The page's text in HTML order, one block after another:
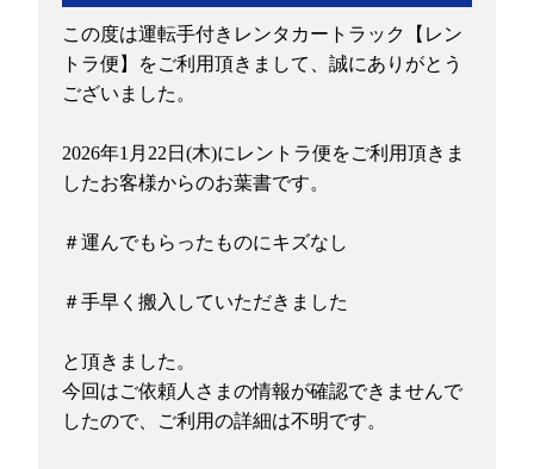
この度は運転手付きレンタカートラック【レン
トラ便】をご利用頂きまして、誠にありがとう
ございました。
2026年1月22日(木)にレントラ便をご利用頂きま
したお客様からのお葉書です。
＃運んでもらったものにキズなし
＃手早く搬入していただきました
と頂きました。
今回はご依頼人さまの情報が確認できませんで
したので、ご利用の詳細は不明です。